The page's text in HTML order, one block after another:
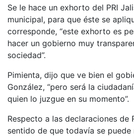
Se le hace un exhorto del PRI
municipal, para que éste se
corresponde, “este exhorto es
hacer un gobierno muy
sociedad”.
Pimienta, dijo que ve bien el
González, “pero será la
quien lo juzgue en su momento”.
Respecto a las declaraciones de
sentido de que todavía se